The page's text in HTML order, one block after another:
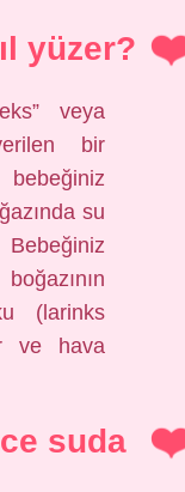
yüzer?
veya
bir
su
(larinks
ve hava
suda